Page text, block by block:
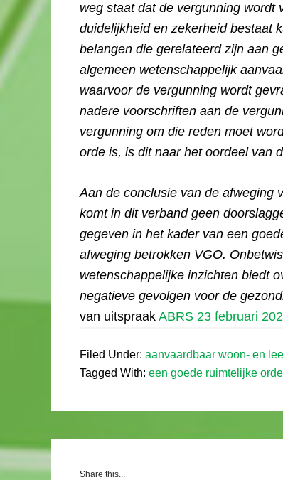
weg staat dat de vergunning
duidelijkheid en zekerheid bestaat
belangen die gerelateerd zijn aan
algemeen wetenschappelijk
waarvoor de vergunning wordt
nadere voorschriften aan de
vergunning om die reden moet
orde is, is dit naar het oordeel van
Aan de conclusie van de afweging
komt in dit verband geen
gegeven in het kader van een
afweging betrokken VGO.
wetenschappelijke inzichten biedt
negatieve gevolgen voor de
van uitspraak ABRS 23 februari
Filed Under: aanvaardbaar woon- en
Tagged With: een goede ruimtelijke
Share this...